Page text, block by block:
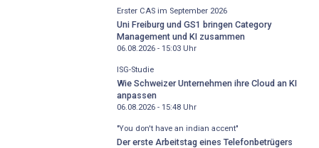
Erster CAS im September 2026
Uni Freiburg und GS1 bringen Category
Management und KI zusammen
06.08.2026 - 15:03Uhr
ISG-Studie
Wie Schweizer Unternehmen ihre Cloud an KI
anpassen
06.08.2026 - 15:48Uhr
"You don't have an indian accent"
Der erste Arbeitstag eines Telefonbetrügers